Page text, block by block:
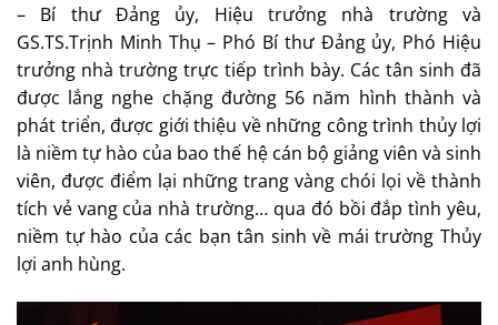
– Bí thư Đảng ủy, Hiệu trưởng nhà trường và
GS.TS.Trịnh Minh Thụ – Phó Bí thư Đảng ủy, Phó Hiệu
trưởng nhà trường trực tiếp trình bày. Các tân sinh đã
được lắng nghe chặng đường 56 năm hình thành và
phát triển, được giới thiệu về những công trình thủy lợi
là niềm tự hào của bao thế hệ cán bộ giảng viên và sinh
viên, được điểm lại những trang vàng chói lọi về thành
tích vẻ vang của nhà trường… qua đó bồi đắp tình yêu,
niềm tự hào của các bạn tân sinh về mái trường Thủy
lợi anh hùng.